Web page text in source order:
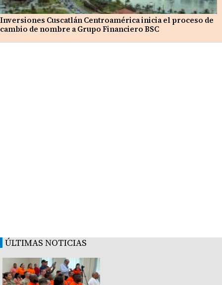
Inversiones Cuscatlán Centroamérica inicia el proceso de
cambio de nombre a Grupo Financiero BSC
ÚLTIMAS NOTICIAS